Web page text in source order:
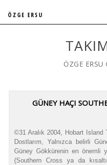
ÖZGE ERSU
GÜNEY HAÇI
©31 Aralık 2004, Hobart Island
Dostlarım, Yalnızca belirli
Güney Gökkürenin en önemli
(Southern Cross ya da
ÖZGE ERSU